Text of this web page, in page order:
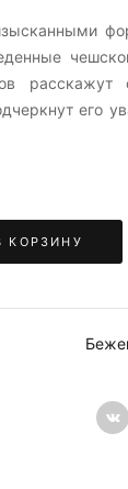
расскажут
его
КОРЗИНУ